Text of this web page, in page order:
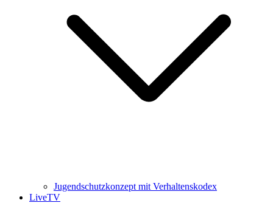
Jugendschutzkonzept mit Verhaltenskodex
LiveTV